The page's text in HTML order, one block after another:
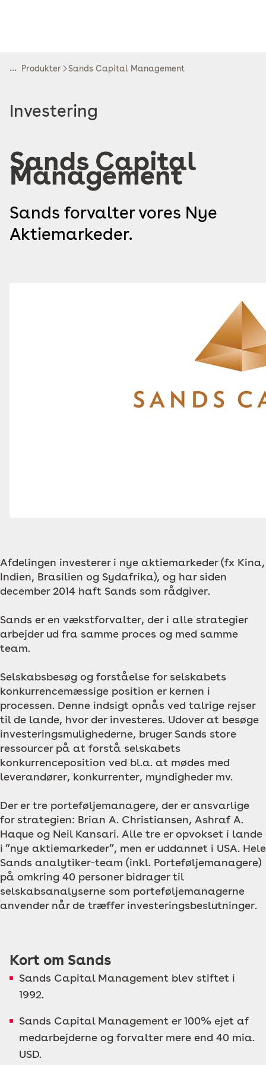
... Produkter Sands Capital Management
Read
Investering
Sands Capital
Management
Sands forvalter vores Nye
Aktiemarkeder.
Afdelingen investerer i nye aktiemarkeder (fx Kina,
Indien, Brasilien og Sydafrika), og har siden
december 2014 haft Sands som rådgiver.
Sands er en vækstforvalter, der i alle strategier
arbejder ud fra samme proces og med samme
team.
Selskabsbesøg og forståelse for selskabets
konkurrencemæssige position er kernen i
processen. Denne indsigt opnås ved talrige rejser
til de lande, hvor der investeres. Udover at besøge
investeringsmulighederne, bruger Sands store
ressourcer på at forstå selskabets
konkurrenceposition ved bl.a. at mødes med
leverandører, konkurrenter, myndigheder mv.
Der er tre porteføljemanagere, der er ansvarlige
for strategien: Brian A. Christiansen, Ashraf A.
Haque og Neil Kansari. Alle tre er opvokset i lande
i ”nye aktiemarkeder”, men er uddannet i USA. Hele
Sands analytiker-team (inkl. Porteføljemanagere)
på omkring 40 personer bidrager til
selskabsanalyserne som porteføljemanagerne
anvender når de træffer investeringsbeslutninger.
Kort om Sands
Sands Capital Management blev stiftet i
1992.
Sands Capital Management er 100% ejet af
medarbejderne og forvalter mere end 40 mia.
USD.